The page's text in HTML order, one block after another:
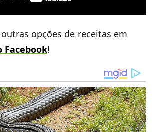
opções de receitas em
Facebook!